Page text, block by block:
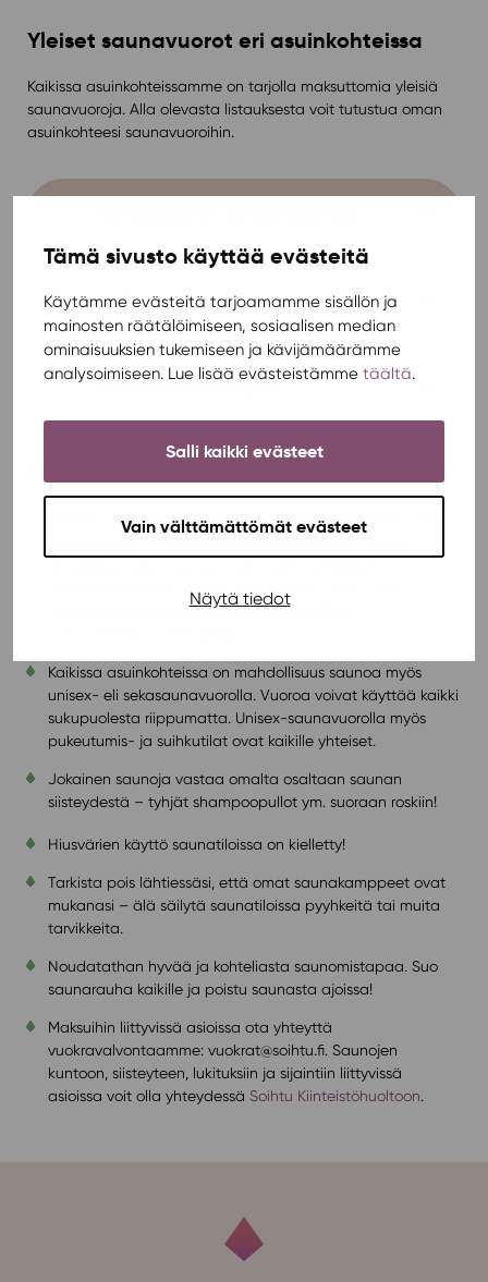
Tämä sivusto käyttää evästeitä
Käytämme evästeitä tarjoamamme sisällön ja
mainosten räätälöimiseen, sosiaalisen median
ominaisuuksien tukemiseen ja kävijämäärämme
analysoimiseen. Lue lisää evästeistämme täältä.
Salli kaikki evästeet
Vain välttämättömät evästeet
Näytä tiedot
Yleiset saunavuorot eri asuinkohteissa
Kaikissa asuinkohteissamme on tarjolla maksuttomia yleisiä
saunavuoroja. Alla olevasta listauksesta voit tutustua oman
asuinkohteesi saunavuoroihin.
Soihtu Vehkakuja
Soihtu Korttelikylä
Ohjeet saunojalle
Kaikissa asuinkohteissamme on tarjolla maksuttomia yleisiä
varausjärjestelmän kautta osoitteesta
Saunavuoromaksu suoritetaan kuukausittain
Kaikissa asuinkohteissa on mahdollisuus saunoa myös
unisex- eli sekasaunavuorolla. Vuoroa voivat käyttää kaikki
sukupuolesta riippumatta. Unisex-saunavuorolla myös
pukeutumis- ja suihkutilat ovat kaikille yhteiset.
Jokainen saunoja vastaa omalta osaltaan saunan
siisteydestä – tyhjät shampoopullot ym. suoraan roskiin!
Hiusvärien käyttö saunatiloissa on kielletty!
Tarkista pois lähtiessäsi, että omat saunakamppeet ovat
mukanasi – älä säilytä saunatiloissa pyyhkeitä tai muita
tarvikkeita.
Noudatathan hyvää ja kohteliasta saunomistapaa. Suo
saunarauha kaikille ja poistu saunasta ajoissa!
Maksuihin liittyvissä asioissa ota yhteyttä
vuokravalvontaamme: vuokrat@soihtu.fi. Saunojen
kuntoon, siisteyteen, lukituksiin ja sijaintiin liittyvissä
asioissa voit olla yhteydessä Soihtu Kiinteistöhuoltoon.